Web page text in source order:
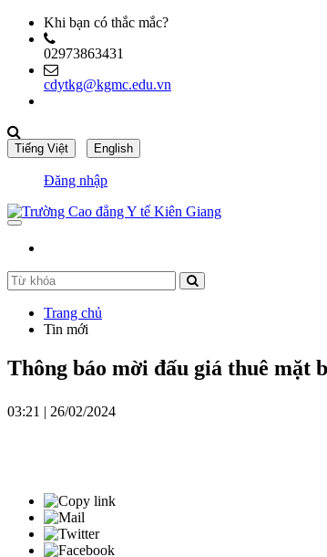
Khi bạn có thắc mắc?
02973863431
cdytkg@kgmc.edu.vn
Đăng nhập
Trang chủ
Tin mới
Thông báo mời đấu giá thuê mặt
03:21 | 26/02/2024